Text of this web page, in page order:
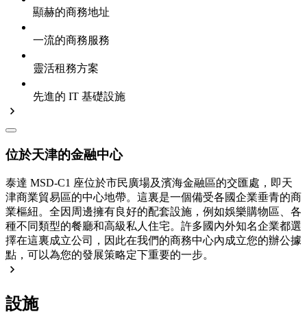
顯赫的商務地址
一流的商務服務
靈活租務方案
先進的 IT 基礎設施
位於天津的金融中心
泰達 MSD-C1 座位於市民廣場及濱海金融區的交匯處，即天
津商業貿易區的中心地帶。這裏是一個備受各國企業垂青的商
業樞紐。全因周邊擁有良好的配套設施，例如娛樂購物區、各
種不同類型的餐廳和高級私人住宅。許多國內外知名企業都選
擇在這裏成立公司，因此在我們的商務中心內成立您的辦公據
點，可以為您的發展策略定下重要的一步。
設施